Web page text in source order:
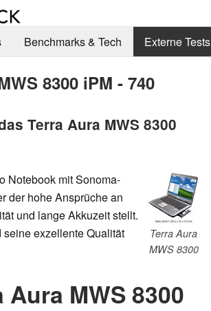
Benchmarks & Tech Externe Tests
8300 iPM - 740
Terra Aura MWS 8300
Terra Aura
MWS 8300
Notebook mit Sonoma-
der hohe Ansprüche an
und lange Akkuzeit stellt.
exzellente Qualität
MWS 8300